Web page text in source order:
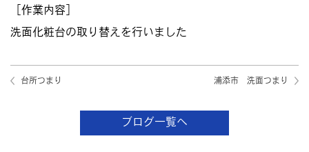
［作業内容］
洗面化粧台の取り替えを行いました
台所つまり 浦添市 洗面つまり
ブログ一覧へ